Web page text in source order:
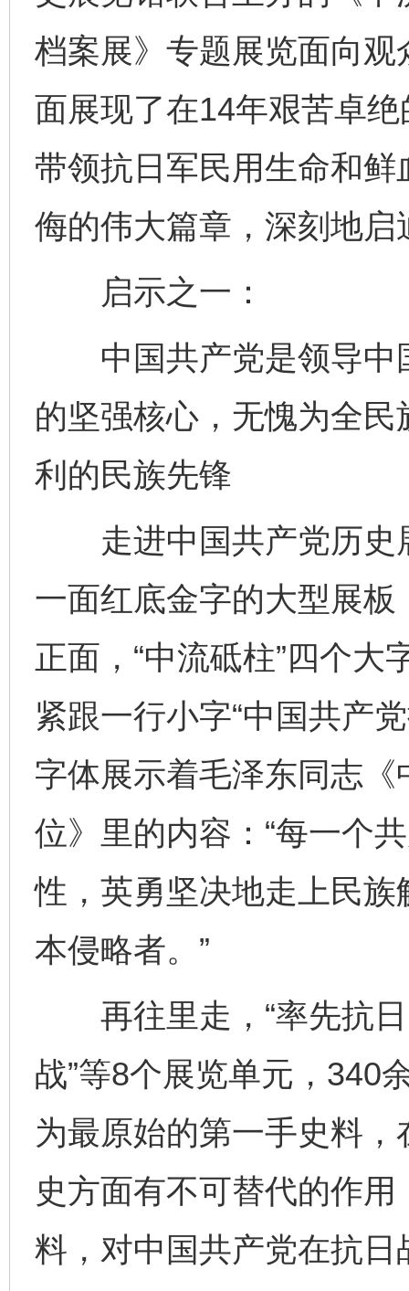
档案展》专题展览面向
面展现了在14年艰苦卓
带领抗日军民用生命和
侮的伟大篇章，深刻地
启示之一：
中国共产党是领导中
的坚强核心，无愧为全
利的民族先锋
走进中国共产党历史
一面红底金字的大型展板
正面，“中流砥柱”四个
紧跟一行小字“中国共产
字体展示着毛泽东同志
位》里的内容：“每一个
性，英勇坚决地走上民
本侵略者。”
再往里走，“率先抗日
战”等8个展览单元，340
为最原始的第一手史料
史方面有不可替代的作
料，对中国共产党在抗